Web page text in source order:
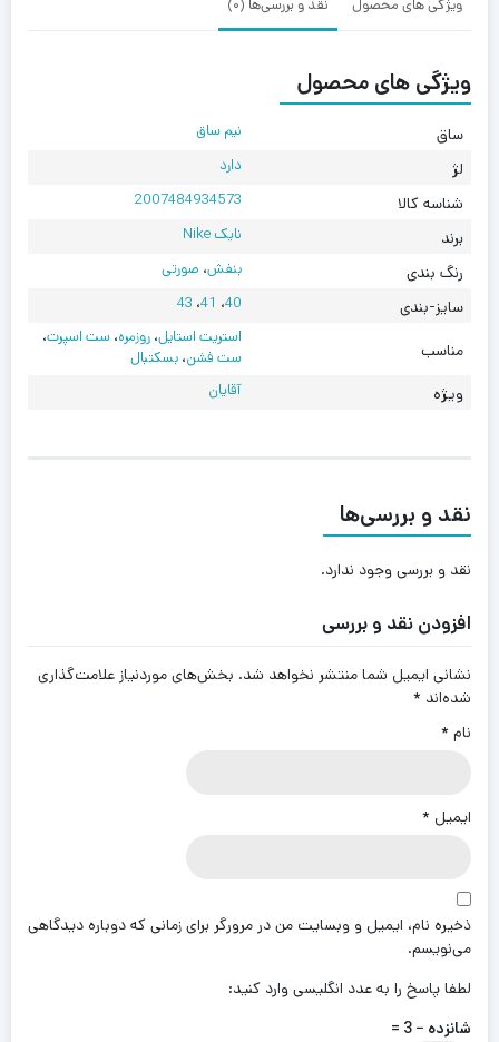
ویژگی های محصول نقد و بررسی‌ها (0)
ویژگی های محصول
ساق نیم ساق
لژ دارد
شناسه کالا 2007484934573
برند نایک Nike
رنگ بندی بنفش، صورتی
سایز-بندی 40، 41، 43
مناسب
استریت استایل،روزمره،ست اسپرت،
ست فشن،بسکتبال
ویژه آقایان
نقد و بررسی‌ها
نقد و بررسی وجود ندارد.
افزودن نقد و بررسی
نشانی ایمیل شما منتشر نخواهد شد. بخش‌های موردنیاز علامت‌گذاری
شده‌اند *
نام *
ایمیل *
ذخیره نام، ایمیل و وبسایت من در مرورگر برای زمانی که دوباره دیدگاهی
می‌نویسم.
لطفا پاسخ را به عدد انگلیسی وارد کنید:
شانزده − 3 =